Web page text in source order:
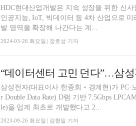
HDC현대산업개발은 지속 성장을 위한 신
인공지능, IoT, 빅데이터 등 4차 산업으로
발 영역을 확장해 나간다는 계...
2024-03-26 화요일 | 장호성 기자
“데이터센터 고민 던다”…삼
삼성전자(대표이사 한종희‧경계현)가 PC·
r Double Data Rate) D램 기반 7.5Gbps
le)을 업계 최초로 개발했다고 2...
2023-09-26 화요일 | 김형일 기자